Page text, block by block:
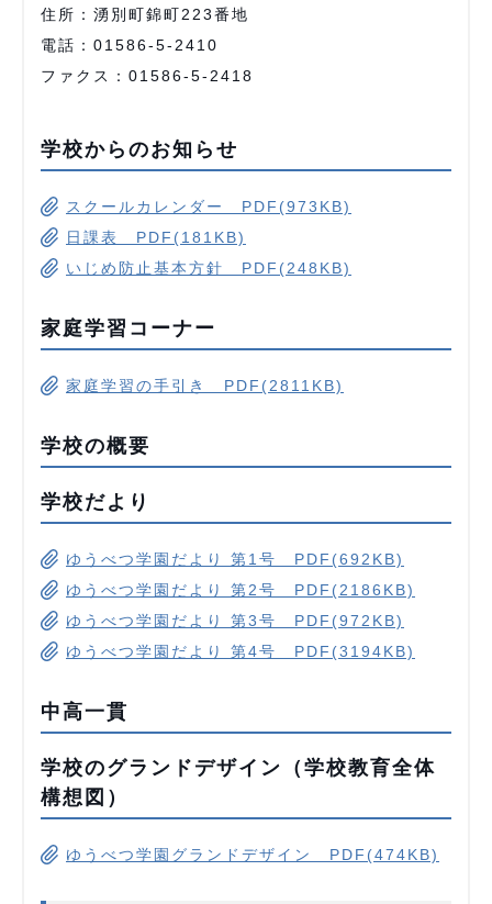
住所：湧別町錦町223番地
電話：01586-5-2410
ファクス：01586-5-2418
学校からのお知らせ
スクールカレンダー PDF(973KB)
日課表 PDF(181KB)
いじめ防止基本方針 PDF(248KB)
家庭学習コーナー
家庭学習の手引き PDF(2811KB)
学校の概要
学校だより
ゆうべつ学園だより 第1号 PDF(692KB)
ゆうべつ学園だより 第2号 PDF(2186KB)
ゆうべつ学園だより 第3号 PDF(972KB)
ゆうべつ学園だより 第4号 PDF(3194KB)
中高一貫
学校のグランドデザイン（学校教育全体
構想図）
ゆうべつ学園グランドデザイン PDF(474KB)